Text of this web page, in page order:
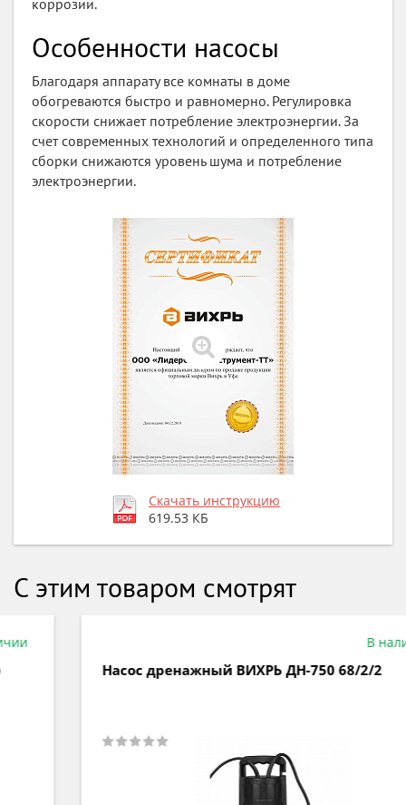
коррозии.
Особенности насосы
Благодаря аппарату все комнаты в доме
обогреваются быстро и равномерно. Регулировка
скорости снижает потребление электроэнергии. За
счет современных технологий и определенного типа
сборки снижаются уровень шума и потребление
электроэнергии.
Скачать инструкцию
619.53 КБ
С этим товаром смотрят
Насос дренажный ВИХРЬ ДН-750 68/2/2